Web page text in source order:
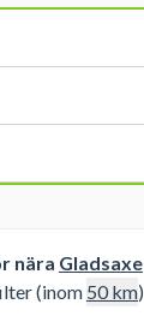
nära Gladsaxe
(inom 50km)